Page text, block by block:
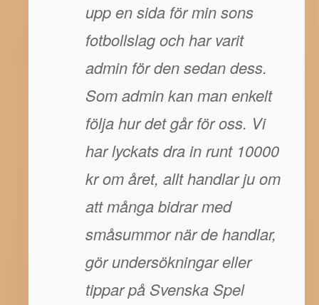
upp en sida för min sons
fotbollslag och har varit
admin för den sedan dess.
Som admin kan man enkelt
följa hur det går för oss. Vi
har lyckats dra in runt 10000
kr om året, allt handlar ju om
att många bidrar med
småsummor när de handlar,
gör undersökningar eller
tippar på Svenska Spel